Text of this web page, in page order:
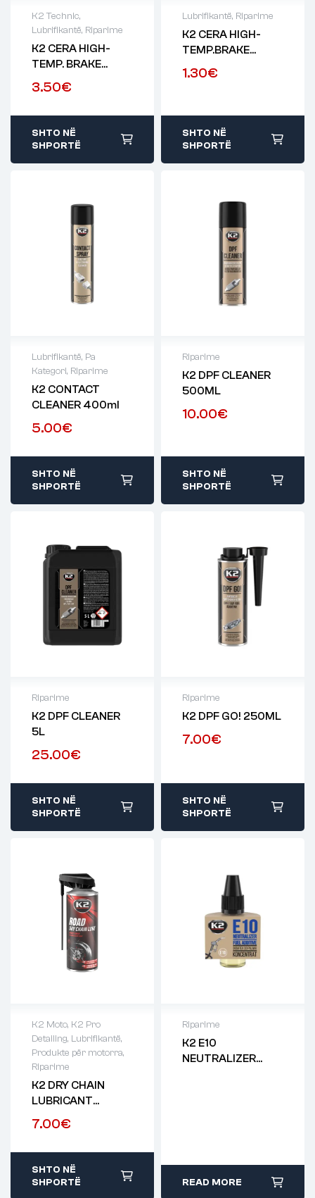
K2 Technic,
Lubrifikantë, Riparime
K2 CERA HIGH-
TEMP. BRAKE
GREASE 100ml
3.50€
SHTO NË
SHPORTË
Lubrifikantë, Riparime
K2 CERA HIGH-
TEMP.BRAKE
GREASE 15ML
1.30€
SHTO NË
SHPORTË
Lubrifikantë, Pa
Kategori, Riparime
K2 CONTACT
CLEANER 400ml
5.00€
SHTO NË
SHPORTË
Riparime
K2 DPF CLEANER
500ML
10.00€
SHTO NË
SHPORTË
Riparime
K2 DPF CLEANER
5L
25.00€
SHTO NË
SHPORTË
Riparime
K2 DPF GO! 250ML
7.00€
SHTO NË
SHPORTË
K2 Moto, K2 Pro
Detailing, Lubrifikantë,
Produkte për motorra,
Riparime
K2 DRY CHAIN ​​
LUBRICANT
400ML
7.00€
SHTO NË
SHPORTË
Riparime
K2 E10
NEUTRALIZER
READ MORE